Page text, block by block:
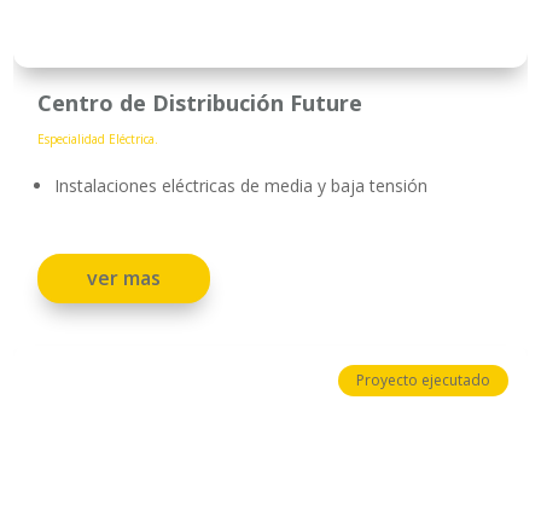
Centro de Distribución Future
Especialidad Eléctrica.
Instalaciones eléctricas de media y baja tensión
ver mas
Proyecto ejecutado